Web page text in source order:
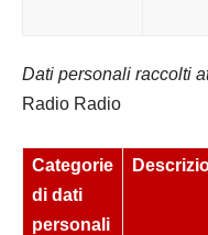
Dati personali raccolti
Radio Radio
Categorie
di dati
personali